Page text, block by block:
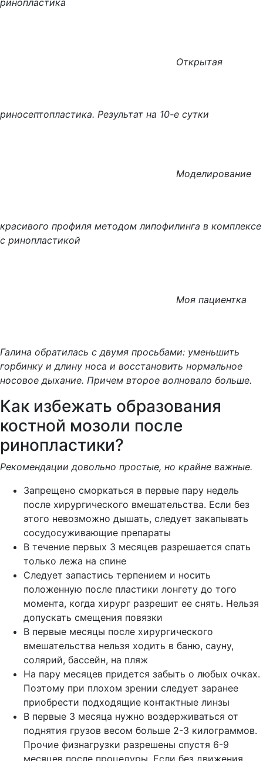
ринопластика
Открытая
риносептопластика. Результат на 10-е сутки
Моделирование
красивого профиля методом липофилинга в комплексе
с ринопластикой
Моя пациентка
Галина обратилась с двумя просьбами: уменьшить
горбинку и длину носа и восстановить нормальное
носовое дыхание. Причем второе волновало больше.
Как избежать образования
костной мозоли после
ринопластики?
Рекомендации довольно простые, но крайне важные.
Запрещено сморкаться в первые пару недель
после хирургического вмешательства. Если без
этого невозможно дышать, следует закапывать
сосудосуживающие препараты
В течение первых 3 месяцев разрешается спать
только лежа на спине
Следует запастись терпением и носить
положенную после пластики лонгету до того
момента, когда хирург разрешит ее снять. Нельзя
допускать смещения повязки
В первые месяцы после хирургического
вмешательства нельзя ходить в баню, сауну,
солярий, бассейн, на пляж
На пару месяцев придется забыть о любых очках.
Поэтому при плохом зрении следует заранее
приобрести подходящие контактные линзы
В первые 3 месяца нужно воздерживаться от
поднятия грузов весом больше 2-3 килограммов.
Прочие физнагрузки разрешены спустя 6-9
месяцев после процедуры. Если без движения